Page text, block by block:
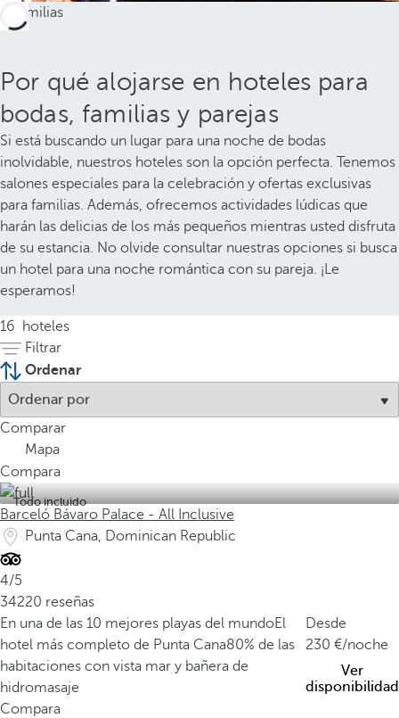
Por qué alojarse en hoteles para
bodas, familias y parejas
Si está buscando un lugar para una noche de bodas
inolvidable, nuestros hoteles son la opción perfecta. Tenemos
salones especiales para la celebración y ofertas exclusivas
para familias. Además, ofrecemos actividades lúdicas que
harán las delicias de los más pequeños mientras usted disfruta
de su estancia. No olvide consultar nuestras opciones si busca
un hotel para una noche romántica con su pareja. ¡Le
esperamos!
16
hoteles
Filtrar
Ordenar
Comparar
Mapa
Compara
Todo incluido
Barceló Bávaro Palace - All Inclusive
Punta Cana, Dominican Republic
4/5
34220 reseñas
En una de las 10 mejores playas del mundoEl
hotel más completo de Punta Cana80% de las
habitaciones con vista mar y bañera de
hidromasaje
Desde
230
/noche
Ver
disponibilidad
Compara